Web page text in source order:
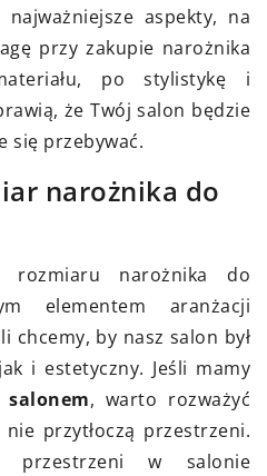
aspekty, na
przy zakupie narożnika
po stylistykę i
że Twój salon będzie
się przebywać.
narożnika do
rozmiaru narożnika do
elementem aranżacji
chcemy, by nasz salon był
i estetyczny. Jeśli mamy
salonem, warto rozważyć
przytłoczą przestrzeni.
przestrzeni w salonie